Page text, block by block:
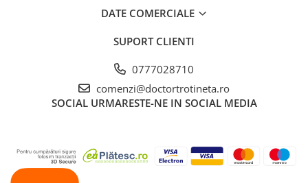
DATE COMERCIALE
SUPORT CLIENTI
0777028710
comenzi@doctortrotineta.ro
SOCIAL URMARESTE-NE IN SOCIAL MEDIA